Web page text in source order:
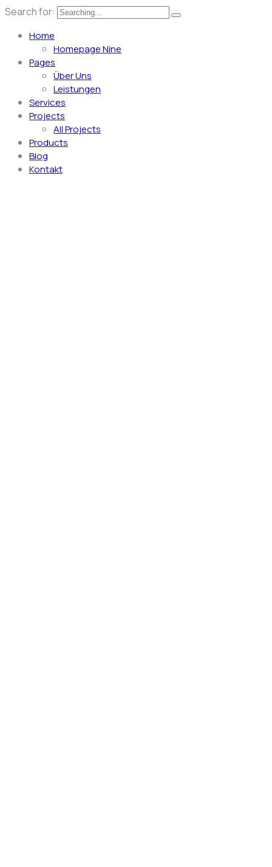
Search for:
Home
Homepage Nine
Pages
Über Uns
Leistungen
Services
Projects
All Projects
Products
Blog
Kontakt